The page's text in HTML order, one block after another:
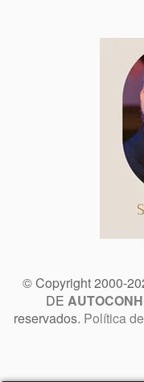
© Copyright 2000-
DE
reservados. Política